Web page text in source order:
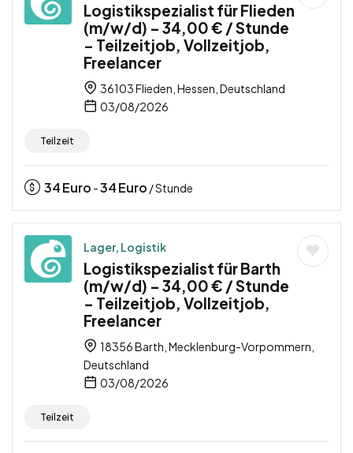
Logistikspezialist für Flieden
(m/w/d) – 34,00 € / Stunde
– Teilzeitjob, Vollzeitjob,
Freelancer
36103 Flieden, Hessen, Deutschland
03/08/2026
Teilzeit
34Euro -34Euro / Stunde
Lager, Logistik
Logistikspezialist für Barth
(m/w/d) – 34,00 € / Stunde
– Teilzeitjob, Vollzeitjob,
Freelancer
18356 Barth, Mecklenburg-Vorpommern,
Deutschland
03/08/2026
Teilzeit